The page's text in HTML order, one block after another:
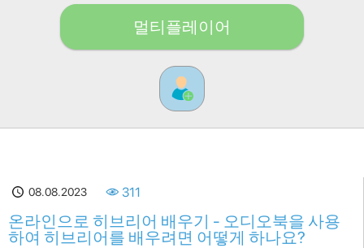
멀티플레이어
08.08.2023 311
온라인으로 히브리어 배우기 - 오디오북을 사용
하여 히브리어를 배우려면 어떻게 하나요?